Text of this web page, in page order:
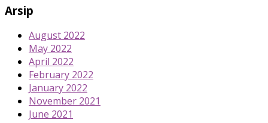
Arsip
August 2022
May 2022
April 2022
February 2022
January 2022
November 2021
June 2021